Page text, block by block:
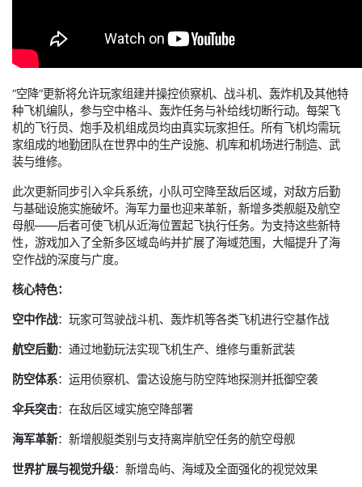
“空降”更新将允许玩家组建并操控侦察机、战斗机、轰炸机及其他特
种飞机编队，参与空中格斗、轰炸任务与补给线切断行动。每架飞
机的飞行员、炮手及机组成员均由真实玩家担任。所有飞机均需玩
家组成的地勤团队在世界中的生产设施、机库和机场进行制造、武
装与维修。
此次更新同步引入伞兵系统，小队可空降至敌后区域，对敌方后勤
与基础设施实施破坏。海军力量也迎来革新，新增多类舰艇及航空
母舰——后者可使飞机从近海位置起飞执行任务。为支持这些新特
性，游戏加入了全新多区域岛屿并扩展了海域范围，大幅提升了海
空作战的深度与广度。
核心特色：
空中作战：玩家可驾驶战斗机、轰炸机等各类飞机进行空基作战
航空后勤：通过地勤玩法实现飞机生产、维修与重新武装
防空体系：运用侦察机、雷达设施与防空阵地探测并抵御空袭
伞兵突击：在敌后区域实施空降部署
海军革新：新增舰艇类别与支持离岸航空任务的航空母舰
世界扩展与视觉升级：新增岛屿、海域及全面强化的视觉效果